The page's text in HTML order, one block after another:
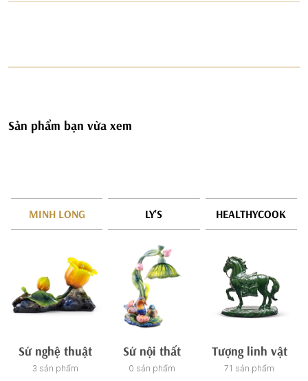
Sản phẩm bạn vừa xem
MINH LONG LY'S HEALTHYCOOK
Sứ nghệ thuật
3 sản phẩm
Sứ nội thất
0 sản phẩm
Tượng linh vật
71 sản phẩm